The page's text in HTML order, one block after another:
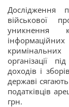
Дослідження
військової
уникнення
організації
доходів і
державі
податківців
грн.